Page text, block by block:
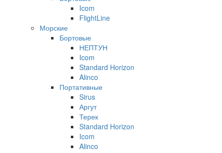
Icom
FlightLine
Морские
Бортовые
НЕПТУН
Icom
Standard Horizon
Alinco
Портативные
Sirus
Аргут
Терек
Standard Horizon
Icom
Alinco